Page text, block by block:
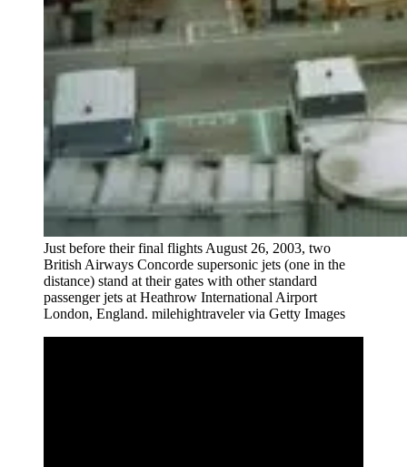
Just before their final flights August 26, 2003, two
British Airways Concorde supersonic jets (one in the
distance) stand at their gates with other standard
passenger jets at Heathrow International Airport
London, England. milehightraveler via Getty Images